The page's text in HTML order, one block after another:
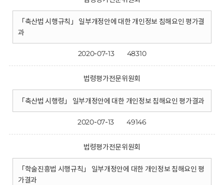
「축산법 시행규칙」 일부개정안에 대한 개인정보 침해요인 평가결
과
2020-07-13 48310
법령평가전문위원회
「축산법 시행령」 일부개정안에 대한 개인정보 침해요인 평가결과
2020-07-13 49146
법령평가전문위원회
「학술진흥법 시행규칙」 일부개정안에 대한 개인정보 침해요인 평
가결과